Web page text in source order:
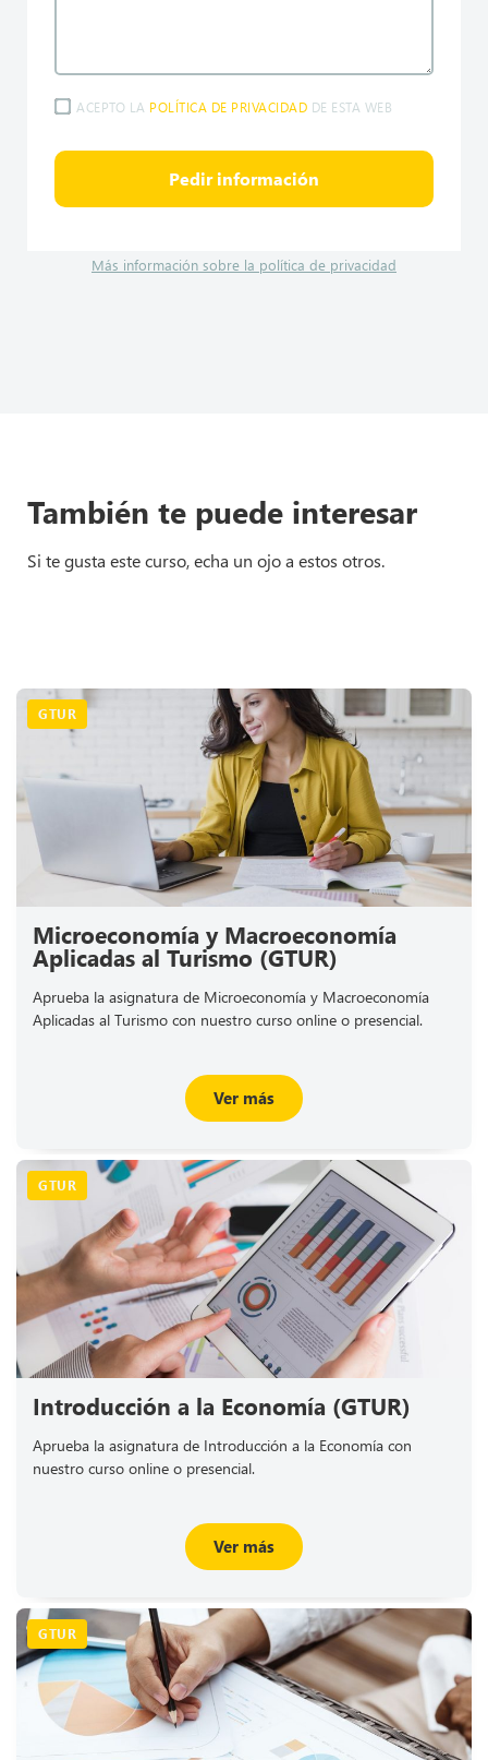
ACEPTO LA POLÍTICA DE PRIVACIDAD DE ESTA WEB
Pedir información
Más información sobre la política de privacidad
También te puede interesar
Si te gusta este curso, echa un ojo a estos otros.
GTUR
Microeconomía y Macroeconomía
Aplicadas al Turismo (GTUR)
Aprueba la asignatura de Microeconomía y Macroeconomía
Aplicadas al Turismo con nuestro curso online o presencial.
Ver más
GTUR
Introducción a la Economía (GTUR)
Aprueba la asignatura de Introducción a la Economía con
nuestro curso online o presencial.
Ver más
GTUR